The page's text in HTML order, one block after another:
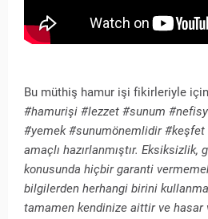
Bu müthiş hamur işi fikirleriyle
#hamurişi #lezzet #sunum
#yemek #sunumönemlidir #keşfet
amaçlı hazırlanmıştır.
konusunda hiçbir garanti
bilgilerden herhangi birini
tamamen kendinize aittir ve hasar